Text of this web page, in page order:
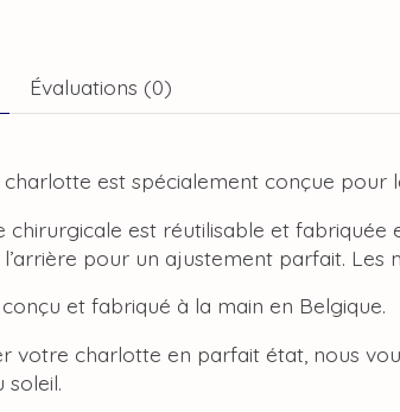
Évaluations (0)
est spécialement conçue pour
chirurgicale est réutilisable et fabriquée
pour un ajustement parfait.
et fabriqué à la main en Belgique.
votre charlotte en parfait état, nous
soleil.